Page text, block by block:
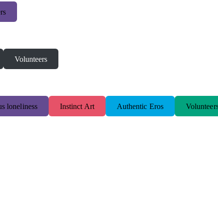
Volunteers
loneliness Instinct Art Authentic Eros